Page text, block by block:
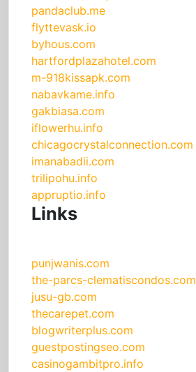
pandaclub.me
flyttevask.io
byhous.com
hartfordplazahotel.com
m-918kissapk.com
nabavkame.info
gakbiasa.com
iflowerhu.info
chicagocrystalconnection.com
imanabadii.com
trilipohu.info
appruptio.info
Links
punjwanis.com
the-parcs-clematiscondos.com
jusu-gb.com
thecarepet.com
blogwriterplus.com
guestpostingseo.com
casinogambitpro.info